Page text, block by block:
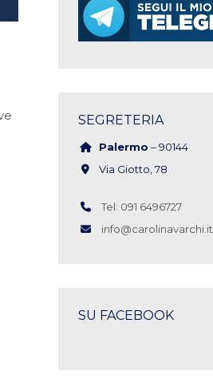
SEGRETERIA
Palermo – 90144
Via Giotto, 78
Tel: 091 6496727
info@carolinavarchi.it
SU FACEBOOK